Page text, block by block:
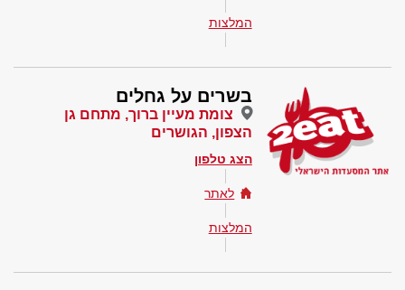
המלצות
בשרים על גחלים
צומת מעיין ברוך, מתחם גן
הצפון, הגושרים
הצג טלפון
לאתר
המלצות